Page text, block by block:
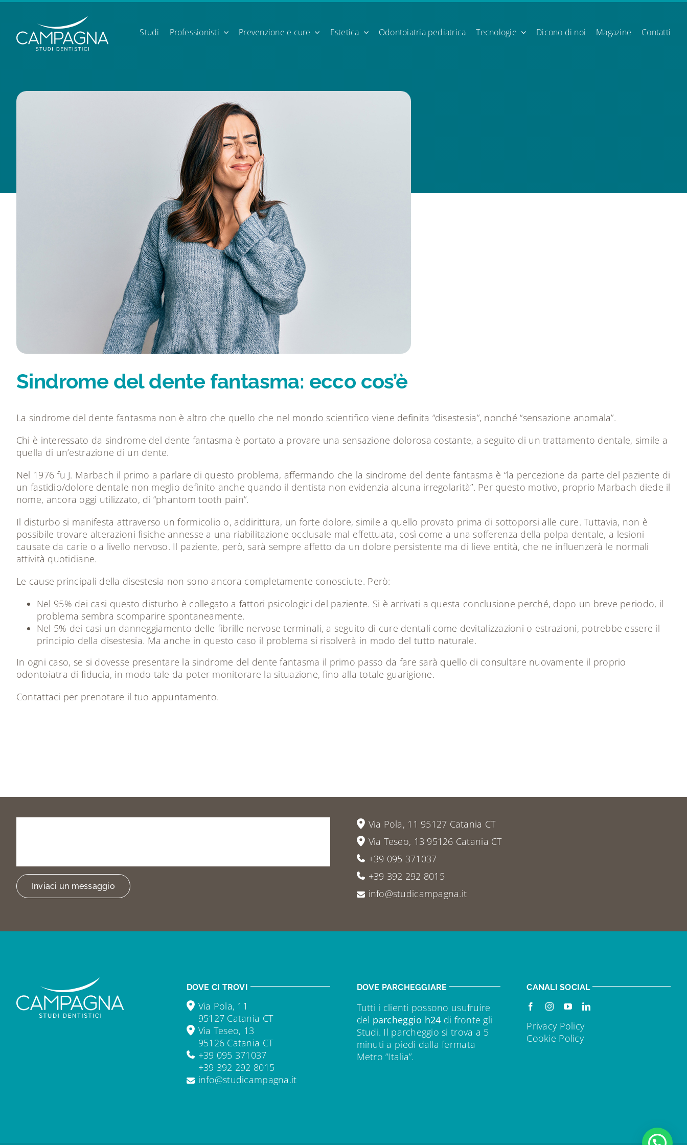
Skip
content
Studi Professionisti Prevenzione e cure Estetica Odontoiatria pediatrica Tecnologie Dicono di noi Magazine Contatti
Sindrome del dente fantasma: ecco cos’è
La sindrome del dente fantasma non è altro che quello che nel mondo scientifico viene definita “disestesia”, nonché “sensazione anomala”.
Chi è interessato da sindrome del dente fantasma è portato a provare una sensazione dolorosa costante, a seguito di un trattamento dentale, simile a
quella di un’estrazione di un dente.
Nel 1976 fu J. Marbach il primo a parlare di questo problema, affermando che la sindrome del dente fantasma è “la percezione da parte del paziente di
un fastidio/dolore dentale non meglio definito anche quando il dentista non evidenzia alcuna irregolarità”. Per questo motivo, proprio Marbach diede il
nome, ancora oggi utilizzato, di “phantom tooth pain”.
Il disturbo si manifesta attraverso un formicolio o, addirittura, un forte dolore, simile a quello provato prima di sottoporsi alle cure. Tuttavia, non è
possibile trovare alterazioni fisiche annesse a una riabilitazione occlusale mal effettuata, così come a una sofferenza della polpa dentale, a lesioni
causate da carie o a livello nervoso. Il paziente, però, sarà sempre affetto da un dolore persistente ma di lieve entità, che ne influenzerà le normali
attività quotidiane.
Le cause principali della disestesia non sono ancora completamente conosciute. Però:
Nel 95% dei casi questo disturbo è collegato a fattori psicologici del paziente. Si è arrivati a questa conclusione perché, dopo un breve periodo, il
problema sembra scomparire spontaneamente.
Nel 5% dei casi un danneggiamento delle fibrille nervose terminali, a seguito di cure dentali come devitalizzazioni o estrazioni, potrebbe essere il
principio della disestesia. Ma anche in questo caso il problema si risolverà in modo del tutto naturale.
In ogni caso, se si dovesse presentare la sindrome del dente fantasma il primo passo da fare sarà quello di consultare nuovamente il proprio
odontoiatra di fiducia, in modo tale da poter monitorare la situazione, fino alla totale guarigione.
Contattaci per prenotare il tuo appuntamento.
Inviaci un messaggio
Via Pola, 11 95127 Catania CT
Via Teseo, 13 95126 Catania CT
+39 095 371037
+39 392 292 8015
info@studicampagna.it
DOVE CI TROVI
Via Pola, 11
95127 Catania CT
Via Teseo, 13
95126 Catania CT
+39 095 371037
+39 392 292 8015
info@studicampagna.it
DOVE PARCHEGGIARE
Tutti i clienti possono usufruire
del parcheggio h24 di fronte gli
Studi. Il parcheggio si trova a 5
minuti a piedi dalla fermata
Metro “Italia”.
CANALI SOCIAL
Privacy Policy
Cookie Policy